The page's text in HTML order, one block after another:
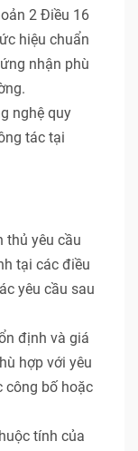
2 Điều 16
hiệu chuẩn
nhận phù
nghệ quy
tác tại
thủ yêu cầu
tại các điều
yêu cầu sau
định và giá
hợp với yêu
công bố hoặc
tính của